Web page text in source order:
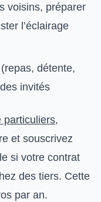
voisins, préparer
l’éclairage
détente,
invités
particuliers,
et souscrivez
si votre contrat
des tiers. Cette
par an.